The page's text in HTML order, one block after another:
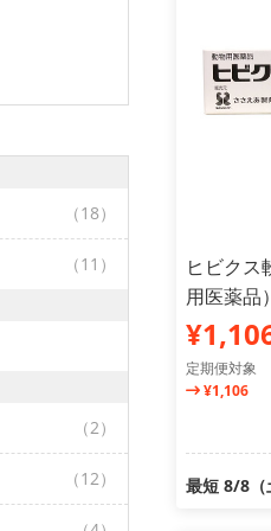
（18）
（11）
（2）
（12）
ヒビクス
用医薬品
定期便対象
¥1,106
最短 8/8